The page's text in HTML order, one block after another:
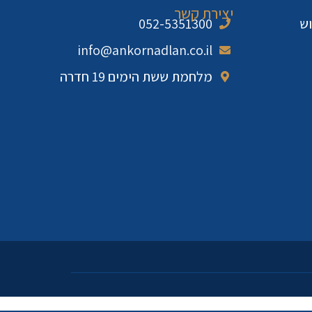
יצירת קשר
052-5351300
info@ankornadlan.co.il
מלחמת ששת הימים 19 חדרה